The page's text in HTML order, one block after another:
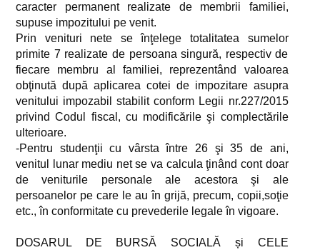
caracter permanent realizate de membrii familiei,
supuse impozitului pe venit.
Prin venituri nete se înţelege totalitatea sumelor
primite 7 realizate de persoana singură, respectiv de
fiecare membru al familiei, reprezentând valoarea
obţinută după aplicarea cotei de impozitare asupra
venitului impozabil stabilit conform Legii nr.227/2015
privind Codul fiscal, cu modificările şi complectările
ulterioare.
-Pentru studenţii cu vârsta între 26 şi 35 de ani,
venitul lunar mediu net se va calcula ţinând cont doar
de veniturile personale ale acestora şi ale
persoanelor pe care le au în grijă, precum, copii,soţie
etc., în conformitate cu prevederile legale în vigoare.
DOSARUL DE BURSĂ SOCIALĂ și CELE